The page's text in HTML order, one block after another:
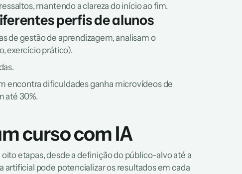
mantendo a clareza do início ao fim.
perfis de alunos
de gestão de aprendizagem, analisam o
exercício prático).
encontra dificuldades ganha microvídeos de
até 30%.
curso com IA
etapas, desde a definição do público-alvo até a
pode potencializar os resultados em cada